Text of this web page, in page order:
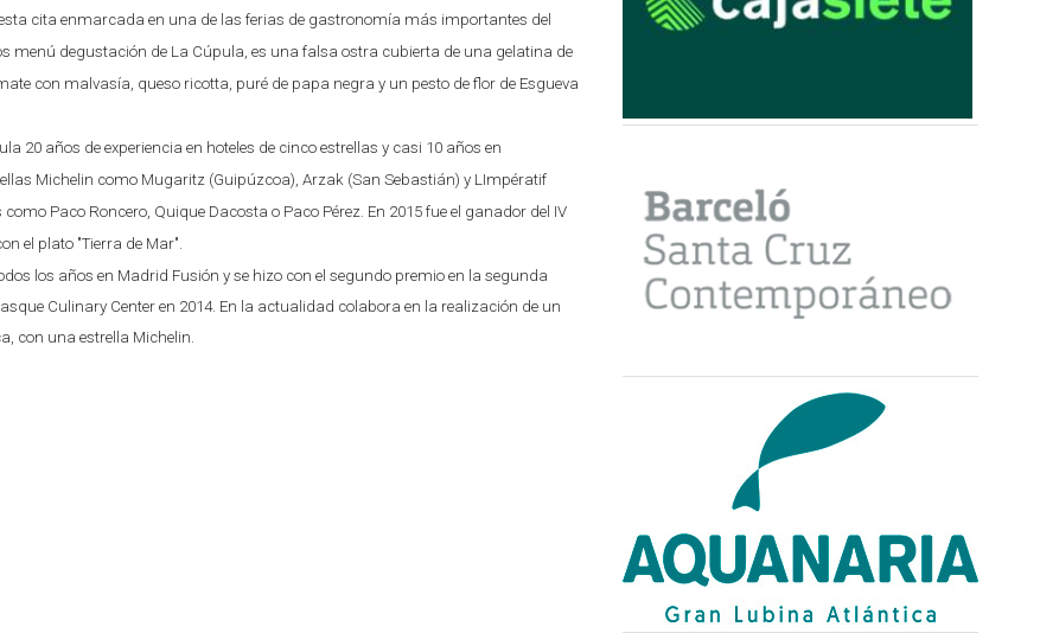
cita enmarcada en una de las ferias de gastronomía más importantes del
menú degustación de La Cúpula, es una falsa ostra cubierta de una gelatina de
con malvasía, queso ricotta, puré de papa negra y un pesto de flor de Esgueva
20 años de experiencia en hoteles de cinco estrellas y casi 10 años en
Michelin como Mugaritz (Guipúzcoa), Arzak (San Sebastián) y LImpératif
Paco Roncero, Quique Dacosta o Paco Pérez. En 2015 fue el ganador del IV
el plato "Tierra de Mar".
los años en Madrid Fusión y se hizo con el segundo premio en la segunda
Culinary Center en 2014. En la actualidad colabora en la realización de un
con una estrella Michelin.